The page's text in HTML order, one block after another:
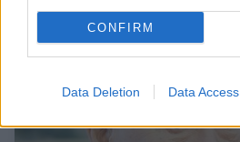
CONFIRM
Data Deletion Data Access